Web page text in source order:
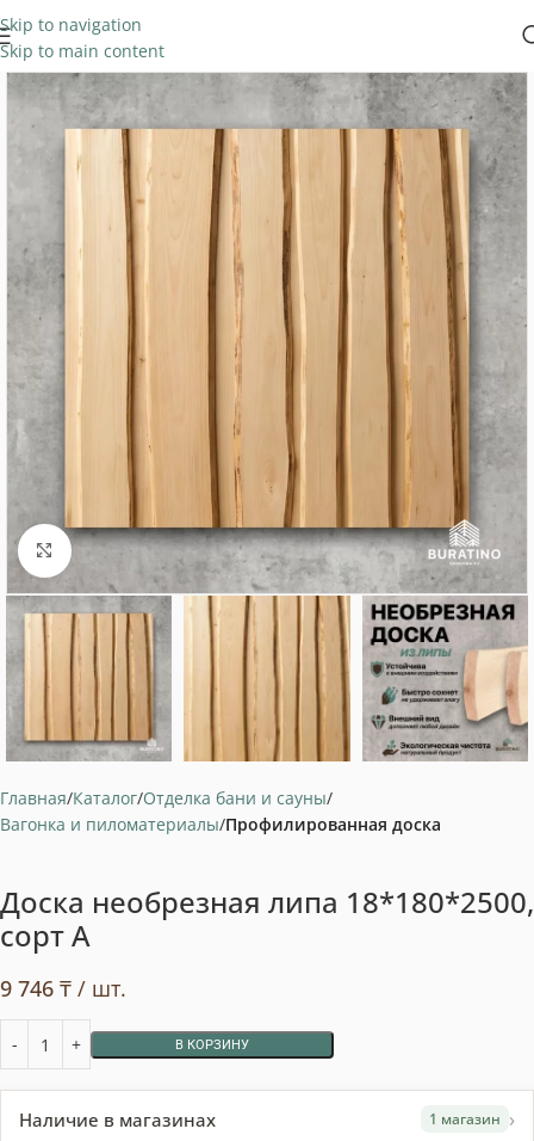
Skip to navigation
Skip to main content
Нажмите, чтобы увеличить
Главная Каталог Отделка бани и сауны
Вагонка и пиломатериалы Профилированная доска
Доска необрезная липа 18*180*2500,
сорт А
9 746 ₸ / шт.
В КОРЗИНУ
Наличие в магазинах 1 магазин ›